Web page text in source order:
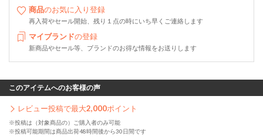
商品のお気に入り登録
再入荷やセール開始、残り１点の時にいち早くご連絡します
マイブランドの登録
新商品やセール等、ブランドのお得な情報をお送りします
このアイテムへのお客様の声
レビュー投稿で最大2,000ポイント
※投稿は（対象商品の）ご購入者のみ可能
※投稿可能期間は商品出荷48時間後から30日間です